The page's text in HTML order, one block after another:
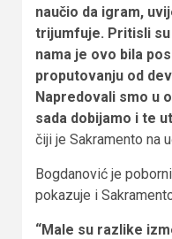
naučio da igram,
trijumfuje. Pritisli
nama je ovo bila
proputovanju od
Napredovali smo u
sada dobijamo i te
čiji je Sakramento na
Bogdanović je
pokazuje i
“Male su razlike